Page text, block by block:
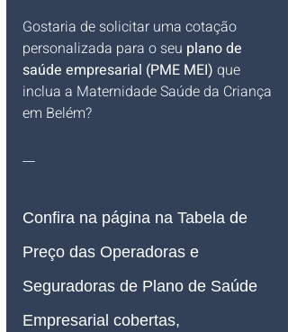
Gostaria de solicitar uma cotação
personalizada para o seu plano de
saúde empresarial (PME MEI) que
inclua a Maternidade Saúde da Criança
em Belém?
__
Confira na página na Tabela de
Preço das Operadoras e
Seguradoras de Plano de Saúde
Empresarial cobertas,